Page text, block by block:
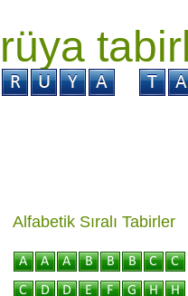
rüya
Alfabetik Sıralı Tabirler